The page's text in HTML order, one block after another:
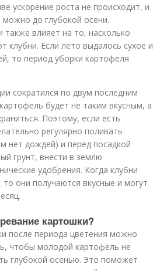
ускорение роста не происходит, и
до глубокой осени.
также влияет на то, насколько
клубни. Если лето выдалось сухое и
то период уборки картофеля
сократился по двум последним
будет не таким вкусным, а
Поэтому, если есть
регулярно поливать
нет дождей) и перед посадкой
грунт, внести в землю
удобрения. Когда клубни
они получаются вкусные и могут
картошки?
после периода цветения можно
чтобы молодой картофель не
глубокой осенью. Это поможет